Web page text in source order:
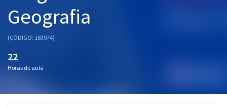
Atendimento
Geografia
(CÓDIGO: 183974)
22
Horas de aula